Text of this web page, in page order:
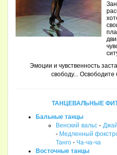
Эмоции и чувственность
свободу... Освободите
ТАНЦЕВАЛЬНЫЕ
Бальные танцы
Венский вальс-
- Медленный
Танго - Ча-ча-ча
Восточные танцы